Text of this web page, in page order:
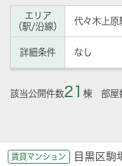
エリア
（駅/沿線）
代々木上原
詳細条件 なし
該当公開件数21棟 部屋
賃貸マンション 目黒区駒